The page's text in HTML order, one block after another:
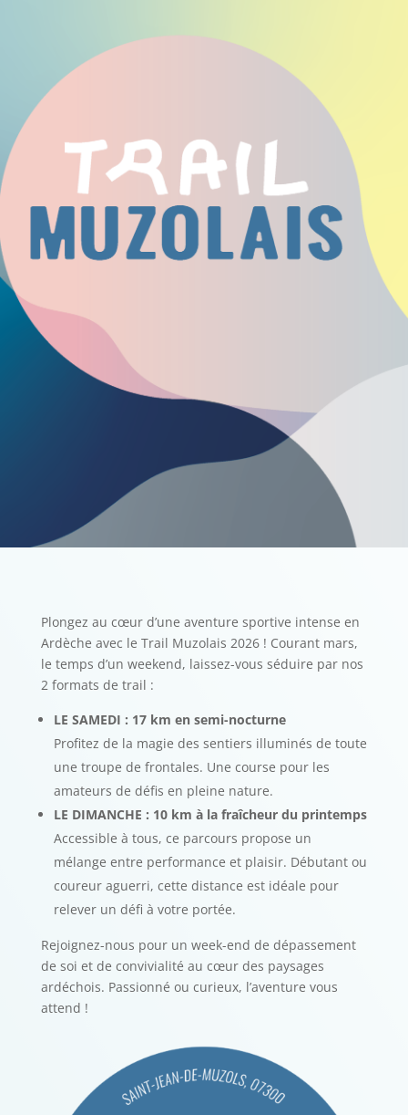
Plongez au cœur d’une aventure sportive intense en
Ardèche avec le Trail Muzolais 2026 ! Courant mars,
le temps d’un weekend, laissez-vous séduire par nos
2 formats de trail :
LE SAMEDI : 17 km en semi-nocturne
Profitez de la magie des sentiers illuminés de toute
une troupe de frontales. Une course pour les
amateurs de défis en pleine nature.
LE DIMANCHE : 10 km à la fraîcheur du printemps
Accessible à tous, ce parcours propose un
mélange entre performance et plaisir. Débutant ou
coureur aguerri, cette distance est idéale pour
relever un défi à votre portée.
Rejoignez-nous pour un week-end de dépassement
de soi et de convivialité au cœur des paysages
ardéchois. Passionné ou curieux, l’aventure vous
attend !